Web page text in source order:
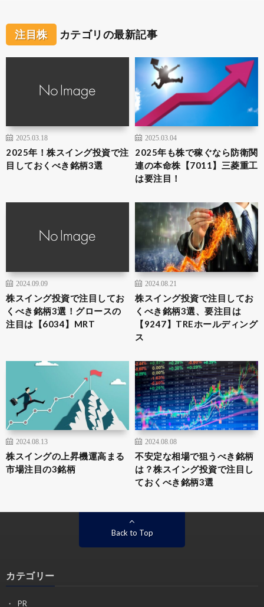
注目株 カテゴリの最新記事
2025.03.18
2025年！株スイング投資で注
目しておくべき銘柄3選
2025.03.04
2025年も株で稼ぐなら防衛関
連の本命株【7011】三菱重工
は要注目！
2024.09.09
株スイング投資で注目してお
くべき銘柄3選！グロースの
注目は【6034】MRT
2024.08.21
株スイング投資で注目してお
くべき銘柄3選、要注目は
【9247】TREホールディング
ス
2024.08.13
株スイングの上昇機運高まる
市場注目の3銘柄
2024.08.08
不安定な相場で狙うべき銘柄
は？株スイング投資で注目し
ておくべき銘柄3選
Back to Top
カテゴリー
PR